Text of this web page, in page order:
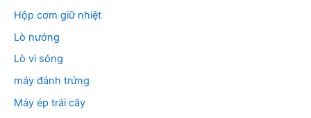
Hộp cơm giữ nhiệt
Lò nướng
Lò vi sóng
máy đánh trứng
Máy ép trái cây